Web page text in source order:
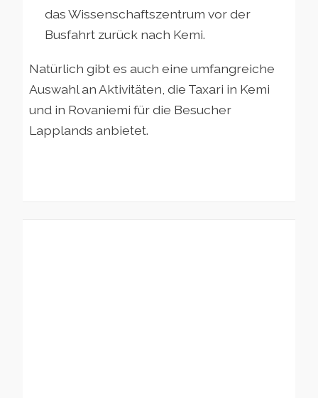
das Wissenschaftszentrum vor der
Busfahrt zurück nach Kemi.
Natürlich gibt es auch eine umfangreiche
Auswahl an Aktivitäten, die Taxari in Kemi
und in Rovaniemi für die Besucher
Lapplands anbietet.